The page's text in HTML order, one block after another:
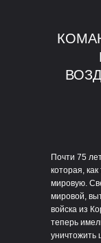
Почти 75
которая,
мировую.
мировой,
войска из
теперь
уничтожить